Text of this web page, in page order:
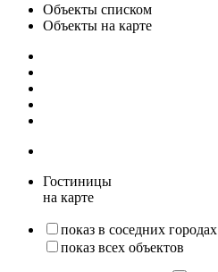
Объекты списком
Объекты на карте
Гостиницы
на карте
показ в соседних городах
показ всех объектов